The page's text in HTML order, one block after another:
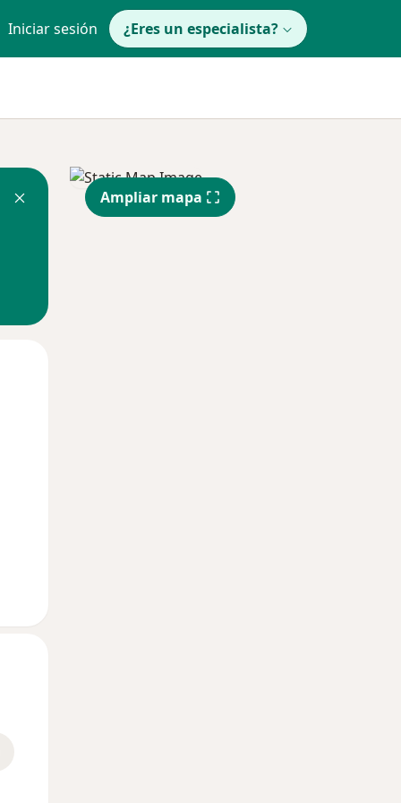
Iniciar sesión ¿Eres un especialista?
Ampliar mapa